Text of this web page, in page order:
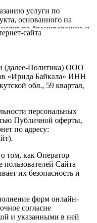
услуги по
основанного на
услуг по бронированию и
услуги;
доступа к
Сайта;
на Сайте и/или при
и заявок;
включая направление
взаиморасчетов;
и/или его Сервиса,
новых
мероприятий,
на рынке услуг
осуществления прямых
сайта
(далее-Политика) ООО
«Ирида Байкала» ИНН
обл., 59 квартал,
персональных
Публичной оферты,
по адресу:
том, как Оператор
Сайта
их безопасность и
форм онлайн-
согласие
и указанными в ней